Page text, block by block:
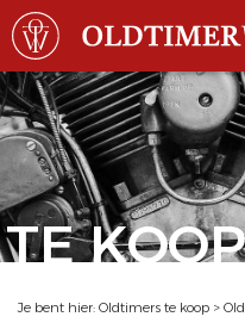
TE KOOP
Je bent hier: Oldtimers te koop >